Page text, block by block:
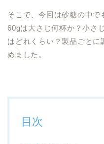
そこで、今回は砂糖の中
60gは大さじ何杯か？小さ
はどれくらい？製品ごとに
めました。
目次